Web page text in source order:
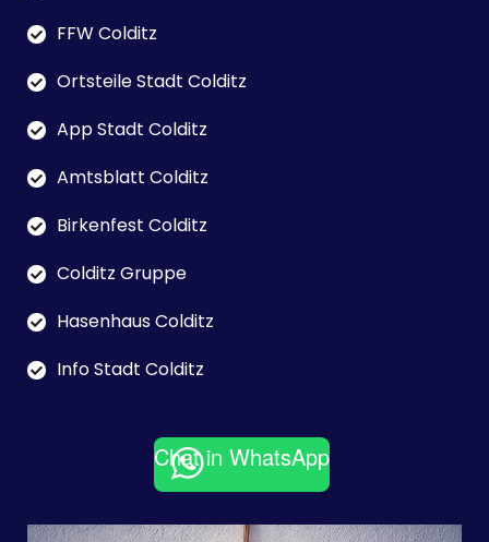
FFW Colditz
Ortsteile Stadt Colditz
App Stadt Colditz
Amtsblatt Colditz
Birkenfest Colditz
Colditz Gruppe
Hasenhaus Colditz
Info Stadt Colditz
Chat in WhatsApp